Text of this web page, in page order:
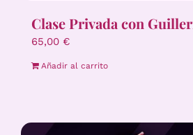
Clase Privada con
65,00 €
Añadir al carrito